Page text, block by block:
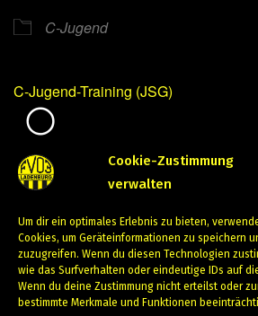
Cookie-Zustimmung
verwalten
Um dir ein optimales Erlebnis zu bieten,
Cookies, um Geräteinformationen zu speichern
zuzugreifen. Wenn du diesen Technologien
wie das Surfverhalten oder eindeutige IDs auf
Wenn du deine Zustimmung nicht erteilst oder
bestimmte Merkmale und Funktionen
C-Jugend
C-Jugend-Training (JSG)
Oktober 30, 2023
PREVIOUS